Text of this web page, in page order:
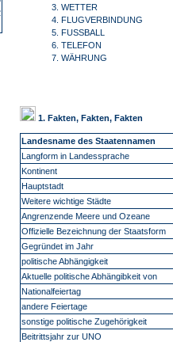
3. WETTER
4. FLUGVERBINDUNG
5. FUSSBALL
6. TELEFON
7. WÄHRUNG
1. Fakten, Fakten, Fakten
Landesname des Staatennamen
Langform in Landessprache
Kontinent
Hauptstadt
Weitere wichtige Städte
Angrenzende Meere und Ozeane
Offizielle Bezeichnung der Staatsform
Gegründet im Jahr
politische Abhängigkeit
Aktuelle politische Abhängibkeit von
Nationalfeiertag
andere Feiertage
sonstige politische Zugehörigkeit
Beitrittsjahr zur UNO